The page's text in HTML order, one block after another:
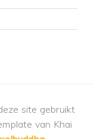
site gebruikt
van Khai